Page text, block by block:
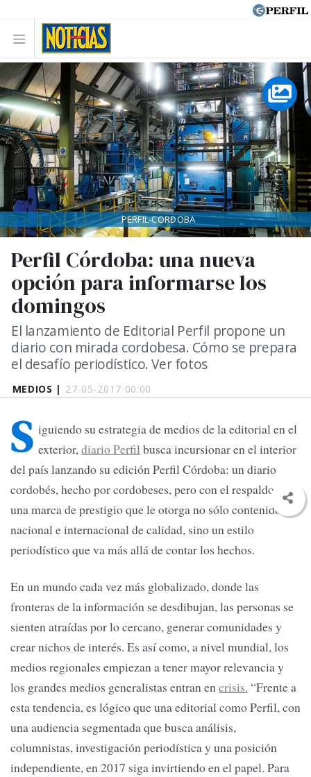
MEDIOS | 27-05-2017 00:00
Perfil Córdoba: una nueva
opción para informarse los
domingos
El lanzamiento de Editorial Perfil propone un
diario con mirada cordobesa. Cómo se prepara
el desafío periodístico. Ver fotos
PERFIL-CORDOBA
S iguiendo su estrategia de medios de la editorial en el
exterior,diario Perfil busca incursionar en el interior
del país lanzando su edición Perfil Córdoba: un diario
cordobés, hecho por cordobeses, pero con el respaldo de
una marca de prestigio que le otorga no sólo contenido
nacional e internacional de calidad, sino un estilo
periodístico que va más allá de contar los hechos.
En un mundo cada vez más globalizado, donde las
fronteras de la información se desdibujan, las personas se
sienten atraídas por lo cercano, generar comunidades y
crear nichos de interés. Es así como, a nivel mundial, los
medios regionales empiezan a tener mayor relevancia y
los grandes medios generalistas entran encrisis. “Frente a
esta tendencia, es lógico que una editorial como Perfil, con
una audiencia segmentada que busca análisis,
columnistas, investigación periodística y una posición
independiente, en 2017 siga invirtiendo en el papel. Para